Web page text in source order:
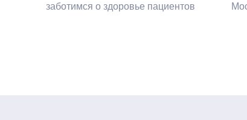
заботимся о здоровье пациентов